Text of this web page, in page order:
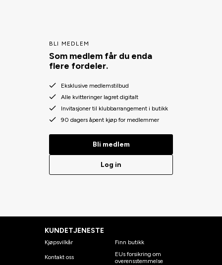
BLI MEDLEM
Som medlem får du enda
flere fordeler.
Eksklusive medlemstilbud
Alle kvitteringer lagret digitalt
Invitasjoner til klubbarrangement i butikk
90 dagers åpent kjøp for medlemmer
Bli medlem
Log in
KUNDETJENESTE
Kjøpsvilkår
Kontakt oss
Finn butikk
EUs forsikring om
overensstemmelse